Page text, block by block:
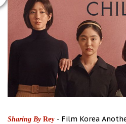
Sharing ByRey - Film Korea